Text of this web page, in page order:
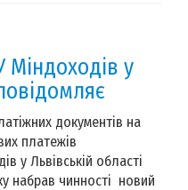
Міндоходів у
документів на
платежів
у Львівській області
набрав чинності новий